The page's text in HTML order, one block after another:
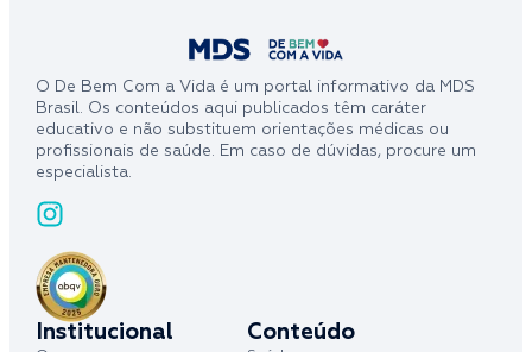
O De Bem Com a Vida é um portal informativo da MDS
Brasil. Os conteúdos aqui publicados têm caráter
educativo e não substituem orientações médicas ou
profissionais de saúde. Em caso de dúvidas, procure um
especialista.
Institucional Conteúdo